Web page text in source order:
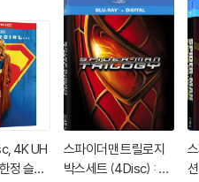
4K UH
정 슬립
스파이더맨 트릴로지
박스세트 (4Disc) : 블